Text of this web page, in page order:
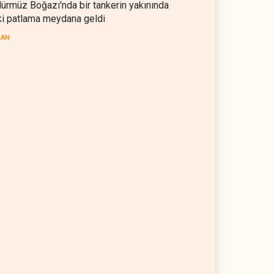
Boğazı'nda bir tankerin yakınında
patlama meydana geldi